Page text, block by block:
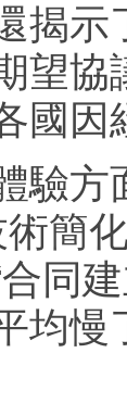
揭示
望協
國因
驗方
簡
同
均